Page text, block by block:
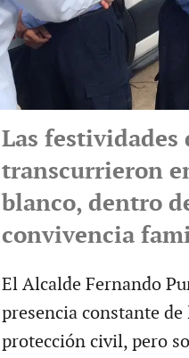
Las festividades
transcurrieron
blanco, dentro
convivencia
El Alcalde Fernando
presencia constante
protección civil, pero